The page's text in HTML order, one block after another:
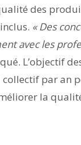
des
«Des
avec les
L’objectif
par an
la